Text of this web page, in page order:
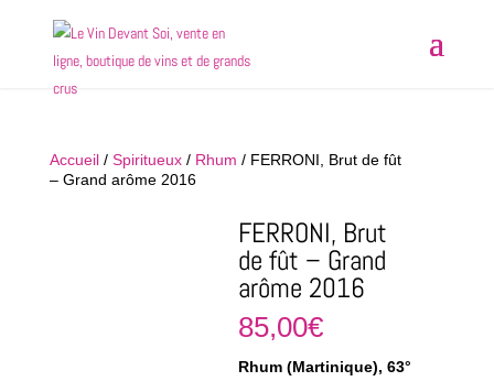
Accueil/ Spiritueux/ Rhum / FERRONI, Brut de fût
– Grand arôme 2016
FERRONI, Brut
de fût – Grand
arôme 2016
85,00€
Rhum (Martinique), 63°